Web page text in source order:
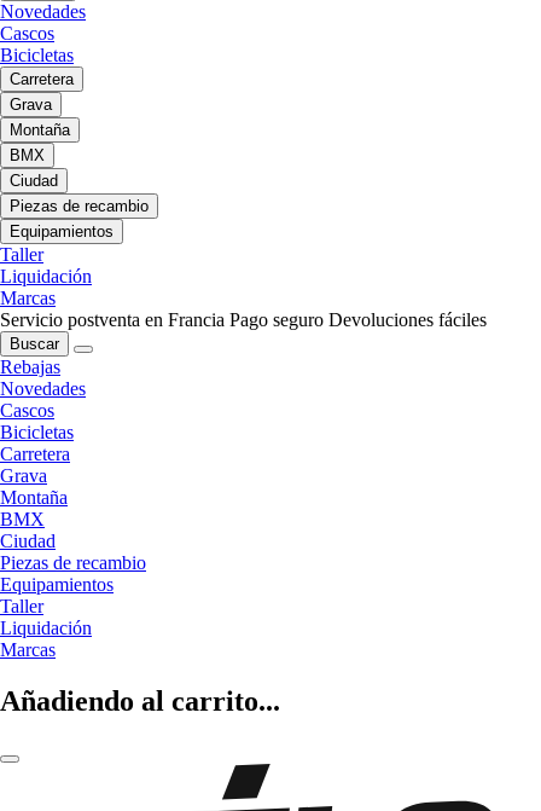
Novedades
Cascos
Bicicletas
Carretera
Grava
Montaña
BMX
Ciudad
Piezas de recambio
Equipamientos
Taller
Liquidación
Marcas
Servicio postventa en Francia Pago seguro Devoluciones fáciles
Buscar
Rebajas
Novedades
Cascos
Bicicletas
Carretera
Grava
Montaña
BMX
Ciudad
Piezas de recambio
Equipamientos
Taller
Liquidación
Marcas
Añadiendo al carrito...